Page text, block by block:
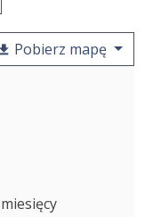
Pobierz mapę